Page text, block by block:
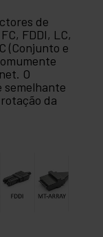
de
FDDI, LC,
(Conjunto e
O
semelhante
da